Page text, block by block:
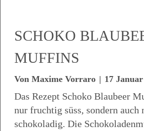
SCHOKO
MUFFINS
Von Maxime Vorraro | 17
Das Rezept Schoko Blaubeer
nur fruchtig süss, sondern auch
schokoladig. Die